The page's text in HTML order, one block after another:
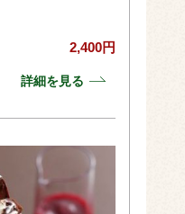
2,400円
詳細を見る